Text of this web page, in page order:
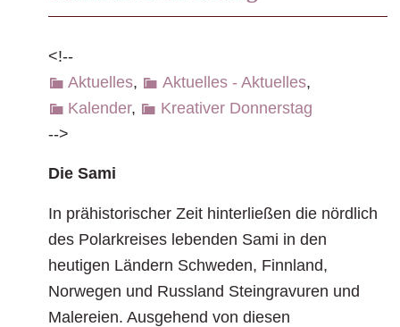
<!--
Aktuelles, Aktuelles - Aktuelles,
Kalender,
Kreativer Donnerstag
-->
Die Sami
In prähistorischer Zeit hinterließen die nördlich
des Polarkreises lebenden Sami in den
heutigen Ländern Schweden, Finnland,
Norwegen und Russland Steingravuren und
Malereien. Ausgehend von diesen